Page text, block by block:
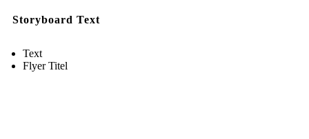
Storyboard Text
Text
Flyer Titel